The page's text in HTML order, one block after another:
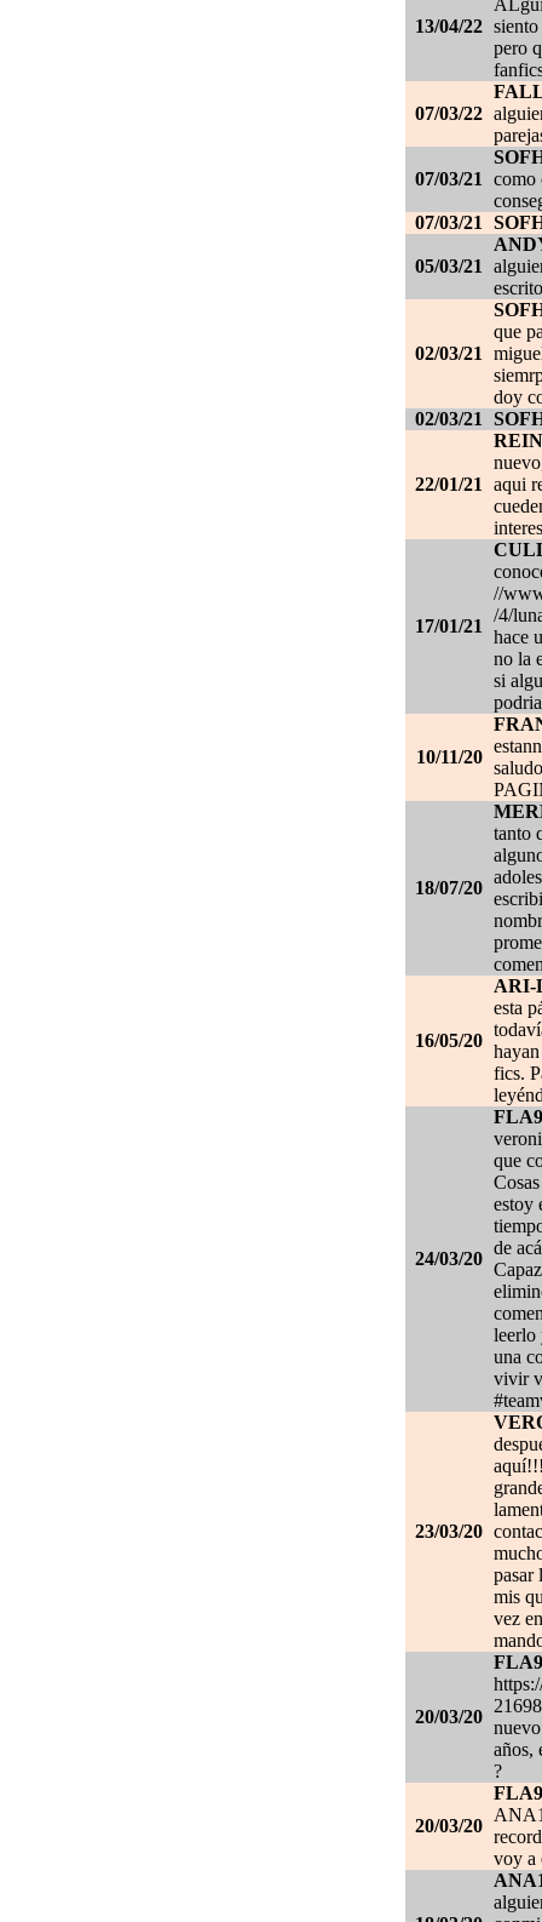
13/04/22
pero
07/03/22
07/03/21
como
07/03/21
05/03/21
02/03/21
que
doy
02/03/21
22/01/21
aqui
17/01/21
//
/4/
hace
no la
si
10/11/20
18/07/20
tanto
16/05/20
ARI-
esta
fics.
24/03/20
que
estoy
de
leerlo
una
vivir
23/03/20
pasar
mis
vez
20/03/20
años,
?
20/03/20
voy a